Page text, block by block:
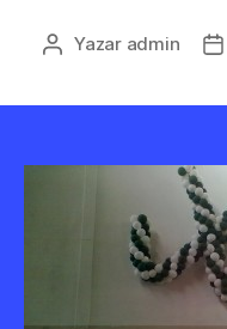
Yazının
Yazar admin